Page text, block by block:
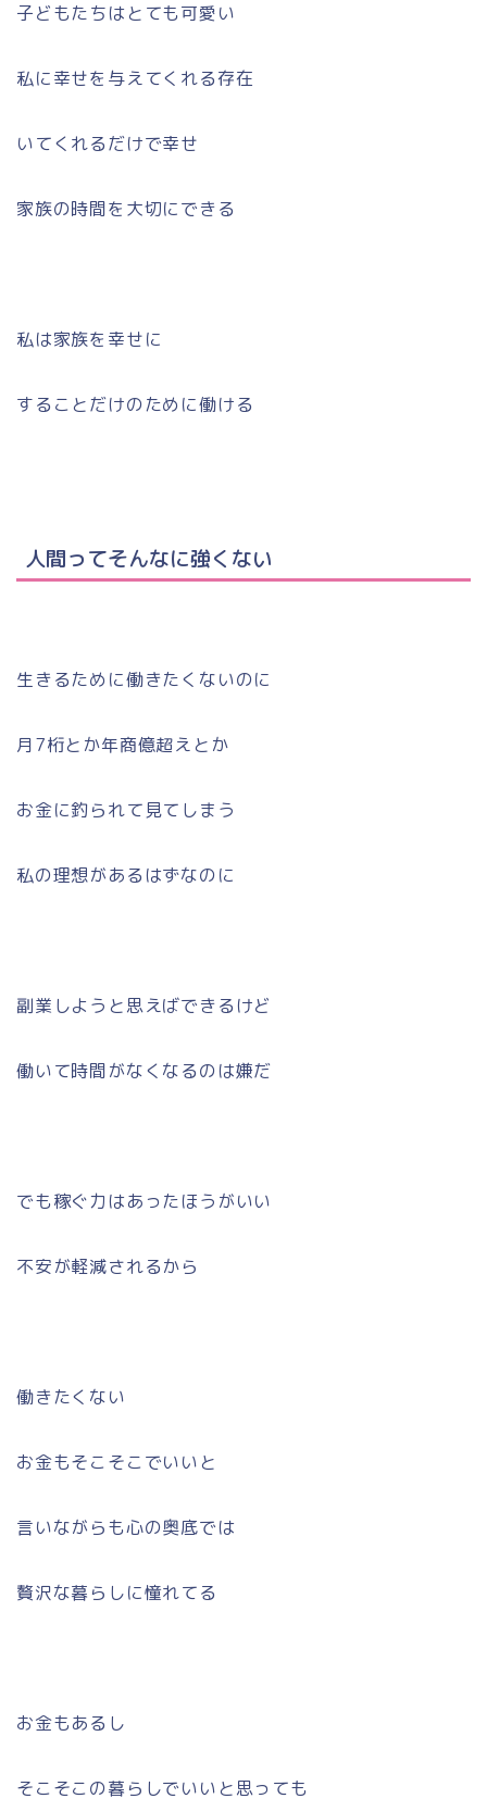
子どもたちはとても可愛い
私に幸せを与えてくれる存在
いてくれるだけで幸せ
家族の時間を大切にできる
私は家族を幸せに
することだけのために働ける
人間ってそんなに強くない
生きるために働きたくないのに
月7桁とか年商億超えとか
お金に釣られて見てしまう
私の理想があるはずなのに
副業しようと思えばできるけど
働いて時間がなくなるのは嫌だ
でも稼ぐ力はあったほうがいい
不安が軽減されるから
働きたくない
お金もそこそこでいいと
言いながらも心の奥底では
贅沢な暮らしに憧れてる
お金もあるし
そこそこの暮らしでいいと思っても